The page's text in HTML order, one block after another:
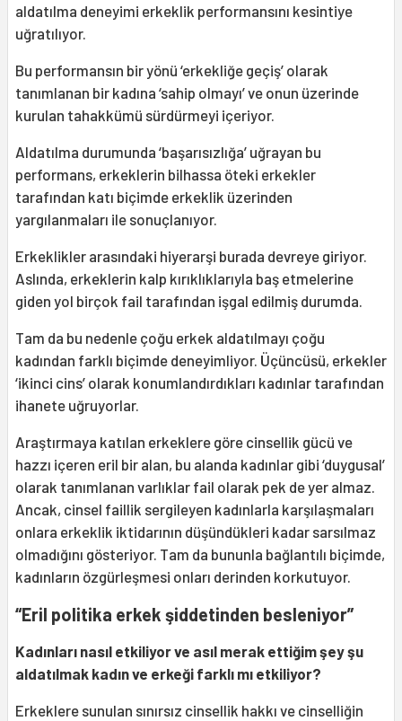
aldatılma deneyimi erkeklik performansını kesintiye
uğratılıyor.
Bu performansın bir yönü ‘erkekliğe geçiş’ olarak
tanımlanan bir kadına ‘sahip olmayı’ ve onun üzerinde
kurulan tahakkümü sürdürmeyi içeriyor.
Aldatılma durumunda ‘başarısızlığa’ uğrayan bu
performans, erkeklerin bilhassa öteki erkekler
tarafından katı biçimde erkeklik üzerinden
yargılanmaları ile sonuçlanıyor.
Erkeklikler arasındaki hiyerarşi burada devreye giriyor.
Aslında, erkeklerin kalp kırıklıklarıyla baş etmelerine
giden yol birçok fail tarafından işgal edilmiş durumda.
Tam da bu nedenle çoğu erkek aldatılmayı çoğu
kadından farklı biçimde deneyimliyor. Üçüncüsü, erkekler
‘ikinci cins’ olarak konumlandırdıkları kadınlar tarafından
ihanete uğruyorlar.
Araştırmaya katılan erkeklere göre cinsellik gücü ve
hazzı içeren eril bir alan, bu alanda kadınlar gibi ‘duygusal’
olarak tanımlanan varlıklar fail olarak pek de yer almaz.
Ancak, cinsel faillik sergileyen kadınlarla karşılaşmaları
onlara erkeklik iktidarının düşündükleri kadar sarsılmaz
olmadığını gösteriyor. Tam da bununla bağlantılı biçimde,
kadınların özgürleşmesi onları derinden korkutuyor.
“Eril politika erkek şiddetinden besleniyor”
Kadınları nasıl etkiliyor ve asıl merak ettiğim şey şu
aldatılmak kadın ve erkeği farklı mı etkiliyor?
Erkeklere sunulan sınırsız cinsellik hakkı ve cinselliğin